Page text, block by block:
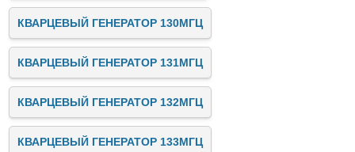
КВАРЦЕВЫЙ ГЕНЕРАТОР 130МГЦ
КВАРЦЕВЫЙ ГЕНЕРАТОР 131МГЦ
КВАРЦЕВЫЙ ГЕНЕРАТОР 132МГЦ
КВАРЦЕВЫЙ ГЕНЕРАТОР 133МГЦ